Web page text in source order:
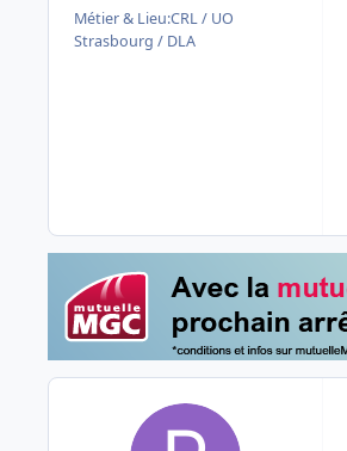
Métier & Lieu:CRL / UO
Strasbourg / DLA